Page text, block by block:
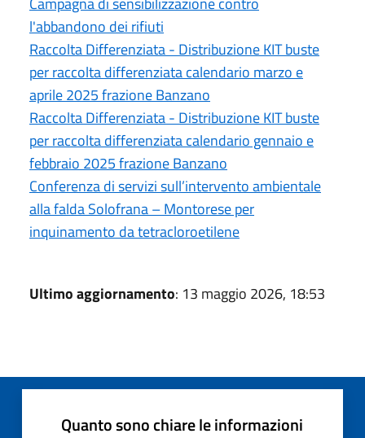
l'abbandono dei rifiuti
Raccolta Differenziata - Distribuzione KIT buste
per raccolta differenziata calendario marzo e
aprile 2025 frazione Banzano
Raccolta Differenziata - Distribuzione KIT buste
per raccolta differenziata calendario gennaio e
febbraio 2025 frazione Banzano
Conferenza di servizi sull’intervento ambientale
alla falda Solofrana – Montorese per
inquinamento da tetracloroetilene
Ultimo aggiornamento: 13 maggio 2026, 18:53
Quanto sono chiare le informazioni